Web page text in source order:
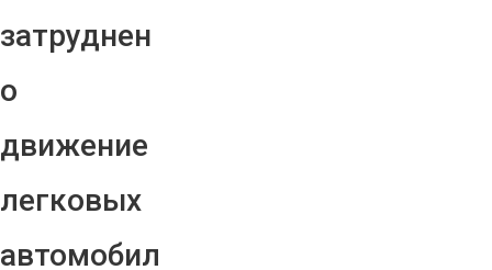
затруднен
о
движение
легковых
автомобил